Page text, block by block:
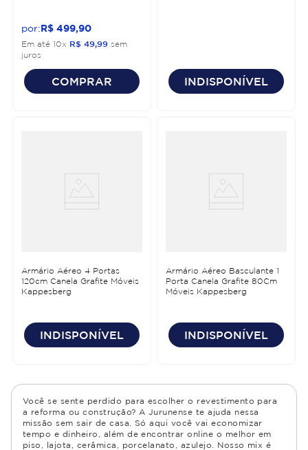
R$ 499 90
Em até 10x R$ 49 99 sem
juros
COMPRAR INDISPONÍVEL
Armário Aéreo 4 Portas
120cm Canela Grafite Móveis
Kappesberg
INDISPONÍVEL
Armário Aéreo Basculante 1
Porta Canela Grafite 80Cm
Móveis Kappesberg
INDISPONÍVEL
Você se sente perdido para escolher o revestimento para
a reforma ou construção? A Jurunense te ajuda nessa
missão sem sair de casa. Só aqui você vai economizar
tempo e dinheiro, além de encontrar online o melhor em
piso, lajota, cerâmica, porcelanato, azulejo. Nosso mix é